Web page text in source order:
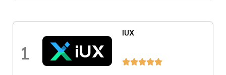
1
IUX
